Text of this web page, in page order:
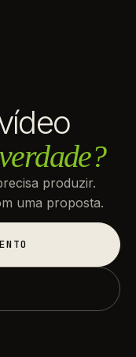
produzir.
uma proposta.